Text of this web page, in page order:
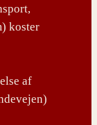
koster
af